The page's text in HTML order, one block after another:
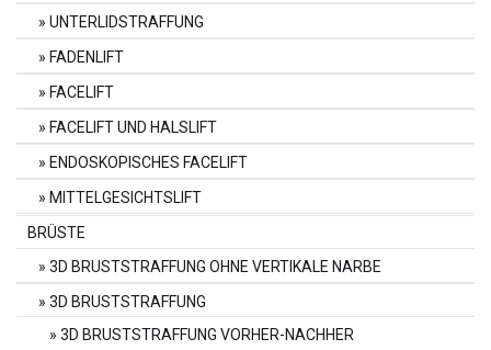
UNTERLIDSTRAFFUNG
FADENLIFT
FACELIFT
FACELIFT UND HALSLIFT
ENDOSKOPISCHES FACELIFT
MITTELGESICHTSLIFT
BRÜSTE
3D BRUSTSTRAFFUNG OHNE VERTIKALE NARBE
3D BRUSTSTRAFFUNG
3D BRUSTSTRAFFUNG VORHER-NACHHER